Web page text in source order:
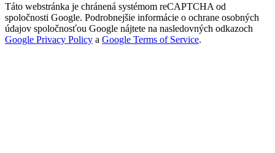
Táto webstránka je chránená systémom reCAPTCHA od
spoločnosti Google. Podrobnejšie informácie o ochrane osobných
údajov spoločnosťou Google nájtete na nasledovných odkazoch
Google Privacy Policy a Google Terms of Service.